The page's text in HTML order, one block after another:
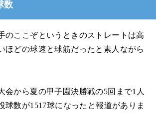
数
のここぞというときのストレートは高
ほどの球速と球筋だったと素人ながら
会から夏の甲子園決勝戦の5回まで1人
球数が1517球になったと報道がありま